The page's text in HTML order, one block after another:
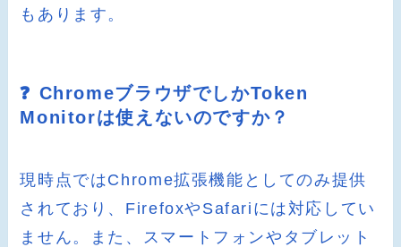
もあります。
❓ ChromeブラウザでしかToken
Monitorは使えないのですか？
現時点ではChrome拡張機能としてのみ提供
されており、FirefoxやSafariには対応してい
ません。また、スマートフォンやタブレット